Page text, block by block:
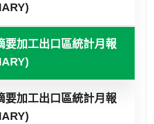
要加工出口區統計月報
要加工出口區統計月報